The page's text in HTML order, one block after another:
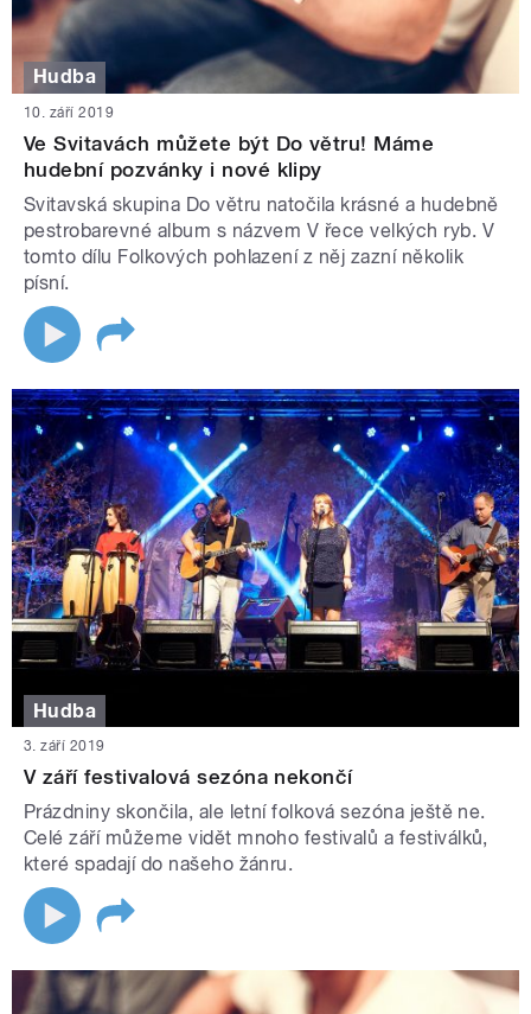
Hudba
10. září 2019
Ve Svitavách můžete být Do větru! Máme
hudební pozvánky i nové klipy
Svitavská skupina Do větru natočila krásné a hudebně
pestrobarevné album s názvem V řece velkých ryb. V
tomto dílu Folkových pohlazení z něj zazní několik
písní.
Hudba
3. září 2019
V září festivalová sezóna nekončí
Prázdniny skončila, ale letní folková sezóna ještě ne.
Celé září můžeme vidět mnoho festivalů a festiválků,
které spadají do našeho žánru.